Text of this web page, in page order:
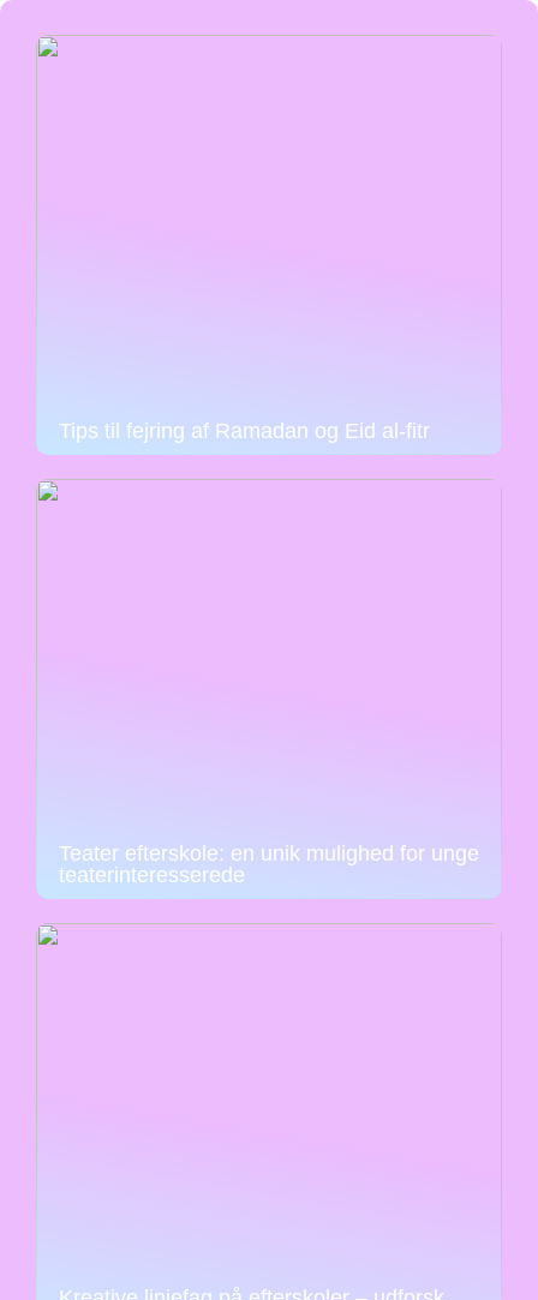
Tips til fejring af Ramadan og Eid al-fitr
Teater efterskole: en unik mulighed for unge
teaterinteresserede